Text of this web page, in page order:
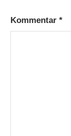
Kommentar*